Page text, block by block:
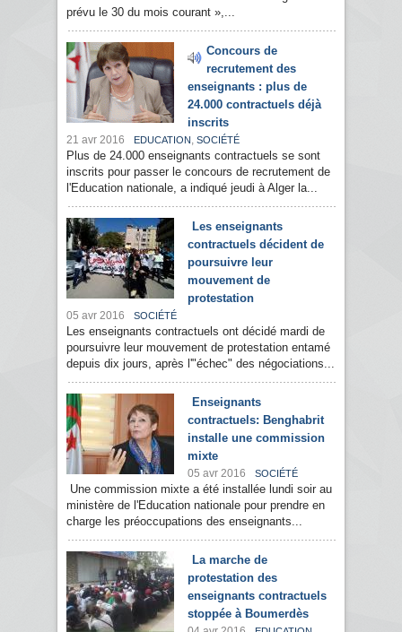
prévu le 30 du mois courant »,...
Concours de
recrutement des
enseignants : plus de
24.000 contractuels déjà
inscrits
21 avr 2016 EDUCATION , SOCIÉTÉ
Plus de 24.000 enseignants contractuels se sont
inscrits pour passer le concours de recrutement de
l'Education nationale, a indiqué jeudi à Alger la...
Les enseignants
contractuels décident de
poursuivre leur
mouvement de
protestation
05 avr 2016 SOCIÉTÉ
Les enseignants contractuels ont décidé mardi de
poursuivre leur mouvement de protestation entamé
depuis dix jours, après l'"échec" des négociations...
Enseignants
contractuels: Benghabrit
installe une commission
mixte
05 avr 2016 SOCIÉTÉ
Une commission mixte a été installée lundi soir au
ministère de l'Education nationale pour prendre en
charge les préoccupations des enseignants...
La marche de
protestation des
enseignants contractuels
stoppée à Boumerdès